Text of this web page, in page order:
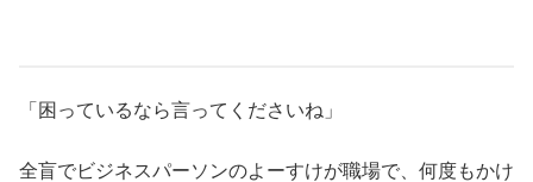
「困っているなら言ってくださいね」
全盲でビジネスパーソンのよーすけが職場で、何度もかけ